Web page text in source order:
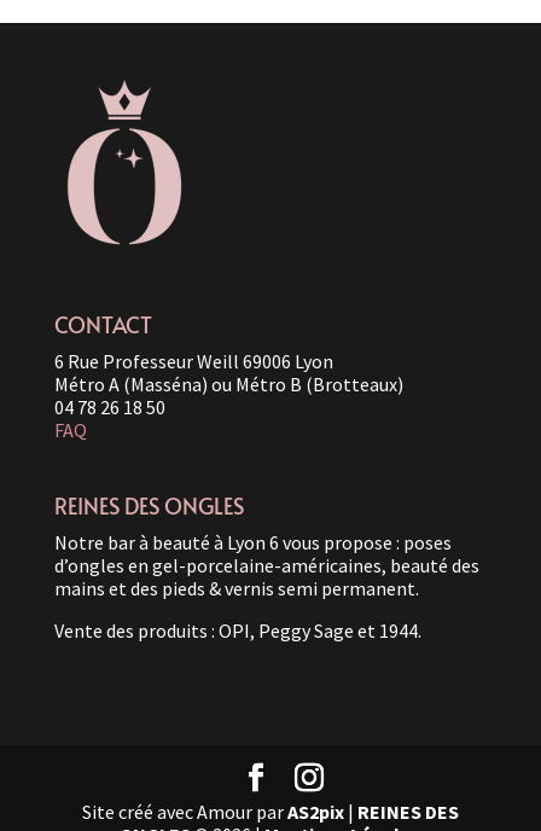
CONTACT
6 Rue Professeur Weill 69006 Lyon
Métro A (Masséna) ou Métro B (Brotteaux)
04 78 26 18 50
FAQ
REINES DES ONGLES
Notre bar à beauté à Lyon 6 vous propose : poses
d’ongles en gel-porcelaine-américaines, beauté des
mains et des pieds & vernis semi permanent.
Vente des produits : OPI, Peggy Sage et 1944.
Site créé avec Amour parAS2pix| REINES DES